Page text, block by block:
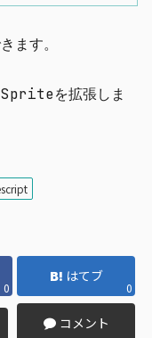
ます。
を拡張しま
0
はてブ
0
コメント